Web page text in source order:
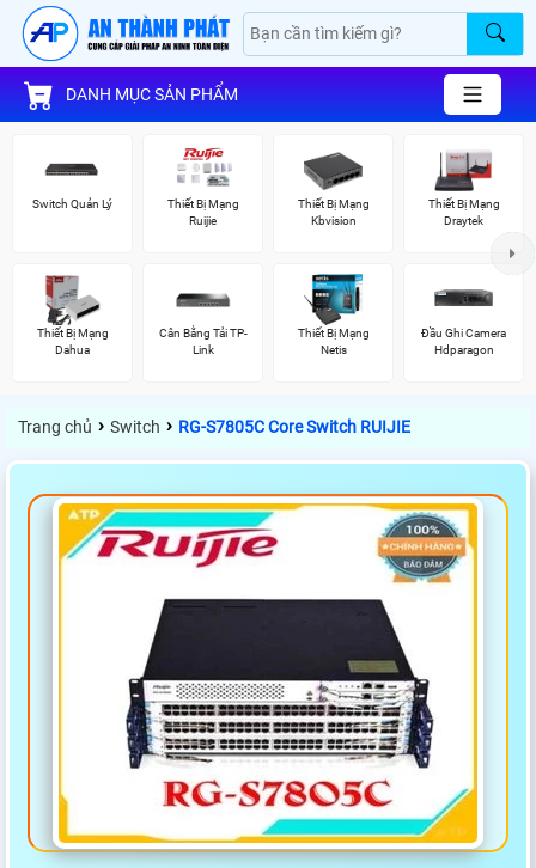
DANH MỤC SẢN PHẨM
Switch Quản Lý
Thiết Bị Mạng
Ruijie
Thiết Bị Mạng
Kbvision
Thiết Bị Mạng
Draytek
Thiết Bị Mạng
Dahua
Cân Bằng Tải TP-
Link
Thiết Bị Mạng
Netis
Đầu Ghi Camera
Hdparagon
Trang chủ › Switch › RG-S7805C Core Switch RUIJIE